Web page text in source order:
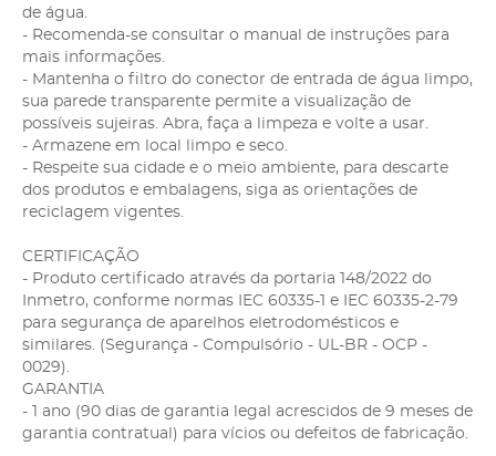
de água.
- Recomenda-se consultar o manual de instruções para
mais informações.
- Mantenha o filtro do conector de entrada de água limpo,
sua parede transparente permite a visualização de
possíveis sujeiras. Abra, faça a limpeza e volte a usar.
- Armazene em local limpo e seco.
- Respeite sua cidade e o meio ambiente, para descarte
dos produtos e embalagens, siga as orientações de
reciclagem vigentes.
CERTIFICAÇÃO
- Produto certificado através da portaria 148/2022 do
Inmetro, conforme normas IEC 60335-1 e IEC 60335-2-79
para segurança de aparelhos eletrodomésticos e
similares. (Segurança - Compulsório - UL-BR - OCP -
0029).
GARANTIA
- 1 ano (90 dias de garantia legal acrescidos de 9 meses de
garantia contratual) para vícios ou defeitos de fabricação.